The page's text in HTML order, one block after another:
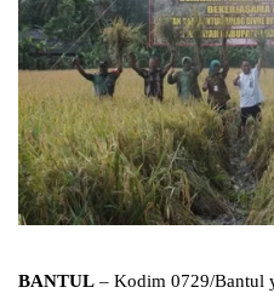
BANTUL – Kodim 0729/Bantul